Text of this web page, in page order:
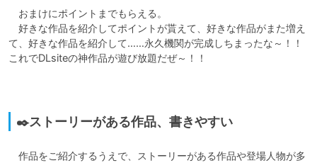
おまけにポイントまでもらえる。
好きな作品を紹介してポイントが貰えて、好きな作品がまた増え
て、好きな作品を紹介して……永久機関が完成しちまったな～！！
これでDLsiteの神作品が遊び放題だぜ～！！
✒️ストーリーがある作品、書きやすい
作品をご紹介するうえで、ストーリーがある作品や登場人物が多